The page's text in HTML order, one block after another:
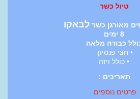
טיול כשר
מאורגן כשרלבאקו
8 ימים
כבודה מלאה
• חצי פנסיון
• כולל ויזה
תאריכים :
פרטים נוספים